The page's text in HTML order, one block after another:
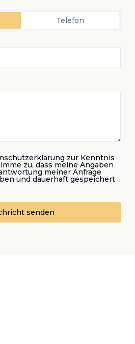
Telefon
zur Kenntnis
zu, dass meine Angaben
meiner Anfrage
und dauerhaft gespeichert
senden